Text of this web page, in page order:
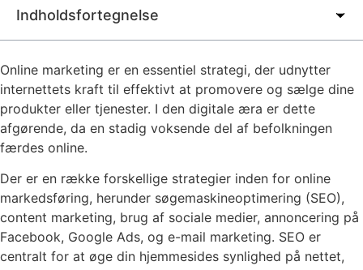
Indholdsfortegnelse
Online marketing er en essentiel strategi, der udnytter
internettets kraft til effektivt at promovere og sælge dine
produkter eller tjenester. I den digitale æra er dette
afgørende, da en stadig voksende del af befolkningen
færdes online.
Der er en række forskellige strategier inden for online
markedsføring, herunder søgemaskineoptimering (SEO),
content marketing, brug af sociale medier, annoncering på
Facebook, Google Ads, og e-mail marketing. SEO er
centralt for at øge din hjemmesides synlighed på nettet,